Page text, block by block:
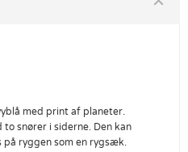
med print af planeter.
snører i siderne. Den kan
ryggen som en rygsæk.